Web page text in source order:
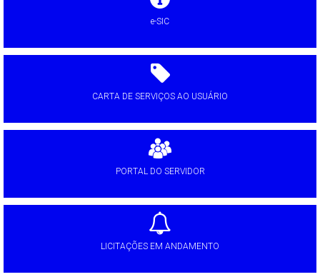
e-SIC
CARTA DE SERVIÇOS AO USUÁRIO
PORTAL DO SERVIDOR
LICITAÇÕES EM ANDAMENTO